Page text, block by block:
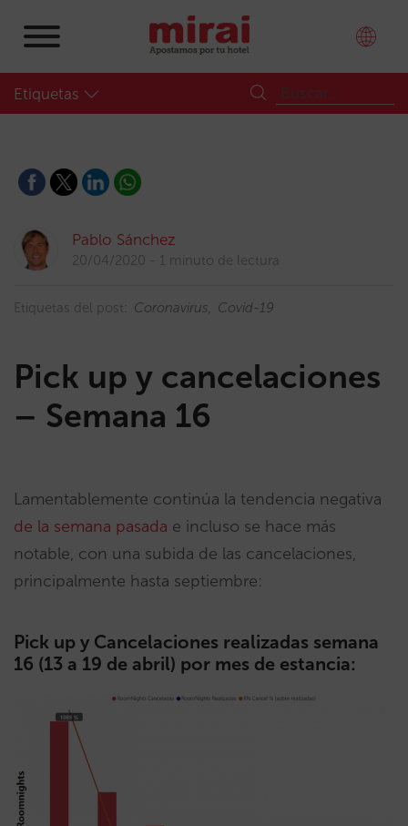
Etiquetas
Pablo Sánchez
20/04/2020 1 minuto de lectura
Etiquetas del post: Coronavirus Covid-19
Pick up y cancelaciones
– Semana 16
Lamentablemente continúa la tendencia negativa
de la semana pasada e incluso se hace más
notable, con una subida de las cancelaciones,
principalmente hasta septiembre:
Pick up y Cancelaciones realizadas semana
16 (13 a 19 de abril) por mes de estancia: